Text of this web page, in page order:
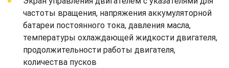
частоты вращения, напряжения аккумуляторной
батареи постоянного тока, давления масла,
температуры охлаждающей жидкости двигателя,
продолжительности работы двигателя,
количества пусков